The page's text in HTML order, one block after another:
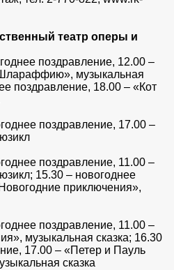
театр оперы и
поздравление, 12.00 –
музыкальная
поздравление, 18.00 – «Кот
поздравление, 17.00 –
поздравление, 11.00 –
15.30 – новогоднее
приключения»,
поздравление, 11.00 –
музыкальная сказка; 16.30
17.00 – «Петер и Пауль
сказка